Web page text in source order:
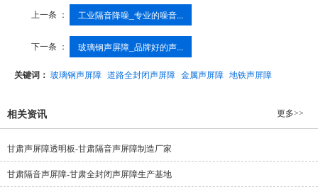
上一条 ： 工业隔音降噪_专业的噪音...
下一条 ： 玻璃钢声屏障_品牌好的声...
关键词： 玻璃钢声屏障 道路全封闭声屏障 金属声屏障 地铁声屏障
相关资讯 更多>>
甘肃声屏障透明板-甘肃隔音声屏障制造厂家
甘肃隔音声屏障-甘肃全封闭声屏障生产基地